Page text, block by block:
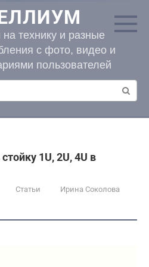
технику и разные
с фото, видео и
пользователей
1U, 2U, 4U в
Статьи Ирина Соколова